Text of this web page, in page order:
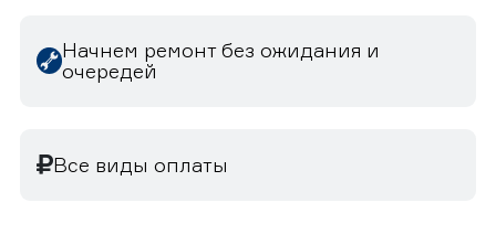
Начнем ремонт без ожидания и
очередей
Все виды оплаты